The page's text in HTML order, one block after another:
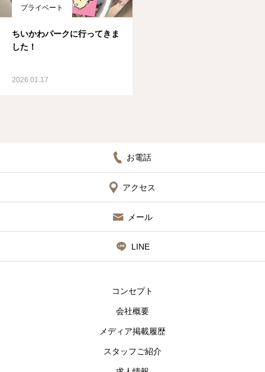
プライベート
ちいかわパークに行ってきま
した！
2026.01.17
お電話
アクセス
メール
LINE
コンセプト
会社概要
メディア掲載履歴
スタッフご紹介